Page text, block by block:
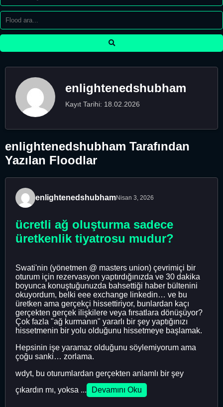
enlightenedshubham
Kayıt Tarihi: 18.02.2026
enlightenedshubham Tarafından
Yazılan Floodlar
enlightenedshubhamNisan 3, 2026
ücretli ağ oluşturma sadece
üretkenlik tiyatrosu mudur?
Swati'nin (yönetmen @ masters union) çevrimiçi bir
oturum için rezervasyon yaptırdığınızda ve 30 dakika
boyunca konuştuğunuzda bahsettiği haber bültenini
okuyordum, belki eee exchange linkedin… ve bu
üretken ama gerçekçi hissettiriyor, bunlardan kaçı
gerçekten gerçek ilişkilere veya fırsatlara dönüşüyor?
Çok fazla "ağ kurmanın" yararlı bir şey yaptığınızı
hissetmenin bir yolu olduğunu hissetmeye başlamak.
Hepsinin işe yaramaz olduğunu söylemiyorum ama
çoğu sanki… zorlama.
wdyt, bu oturumlardan gerçekten anlamlı bir şey
çıkardın mı, yoksa ...
Devamını Oku